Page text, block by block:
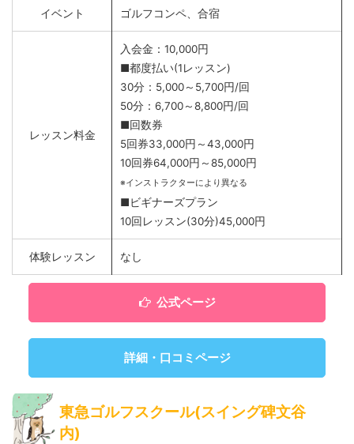
イベント ゴルフコンペ、合宿
レッスン料金
入会金：10,000円
■都度払い(1レッスン)
30分：5,000～5,700円/回
50分：6,700～8,800円/回
■回数券
5回券33,000円～43,000円
10回券64,000円～85,000円
※インストラクターにより異なる
■ビギナーズプラン
10回レッスン(30分)45,000円
体験レッスン なし
公式ページ
詳細・口コミページ
東急ゴルフスクール(スイング碑文谷
内)